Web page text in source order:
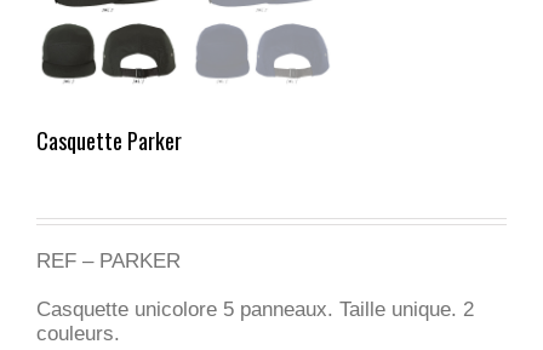
Casquette Parker
REF – PARKER
Casquette unicolore 5 panneaux. Taille unique. 2
couleurs.